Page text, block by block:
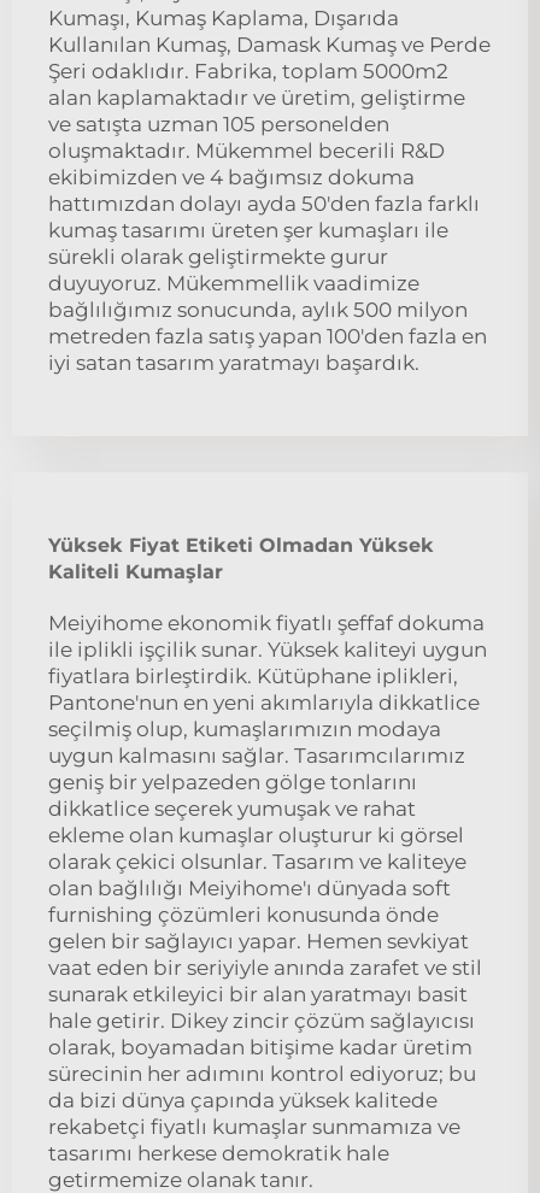
Kumaşı, Kumaş Kaplama, Dışarıda
Kullanılan Kumaş, Damask Kumaş ve Perde
Şeri odaklıdır. Fabrika, toplam 5000m2
alan kaplamaktadır ve üretim, geliştirme
ve satışta uzman 105 personelden
oluşmaktadır. Mükemmel becerili R&D
ekibimizden ve 4 bağımsız dokuma
hattımızdan dolayı ayda 50'den fazla farklı
kumaş tasarımı üreten şer kumaşları ile
sürekli olarak geliştirmekte gurur
duyuyoruz. Mükemmellik vaadimize
bağlılığımız sonucunda, aylık 500 milyon
metreden fazla satış yapan 100'den fazla en
iyi satan tasarım yaratmayı başardık.
Yüksek Fiyat Etiketi Olmadan Yüksek
Kaliteli Kumaşlar
Meiyihome ekonomik fiyatlı şeffaf dokuma
ile iplikli işçilik sunar. Yüksek kaliteyi uygun
fiyatlara birleştirdik. Kütüphane iplikleri,
Pantone'nun en yeni akımlarıyla dikkatlice
seçilmiş olup, kumaşlarımızın modaya
uygun kalmasını sağlar. Tasarımcılarımız
geniş bir yelpazeden gölge tonlarını
dikkatlice seçerek yumuşak ve rahat
ekleme olan kumaşlar oluşturur ki görsel
olarak çekici olsunlar. Tasarım ve kaliteye
olan bağlılığı Meiyihome'ı dünyada soft
furnishing çözümleri konusunda önde
gelen bir sağlayıcı yapar. Hemen sevkiyat
vaat eden bir seriyiyle anında zarafet ve stil
sunarak etkileyici bir alan yaratmayı basit
hale getirir. Dikey zincir çözüm sağlayıcısı
olarak, boyamadan bitişime kadar üretim
sürecinin her adımını kontrol ediyoruz; bu
da bizi dünya çapında yüksek kalitede
rekabetçi fiyatlı kumaşlar sunmamıza ve
tasarımı herkese demokratik hale
getirmemize olanak tanır.